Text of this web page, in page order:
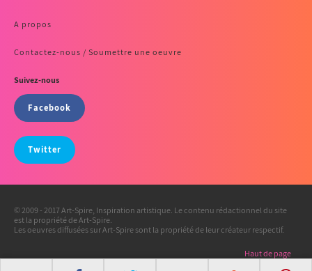
A propos
Contactez-nous / Soumettre une oeuvre
Suivez-nous
Facebook
Twitter
© 2009 - 2017 Art-Spire, Inspiration artistique. Le contenu rédactionnel du site
est la propriété de Art-Spire.
Les oeuvres diffusées sur Art-Spire sont la propriété de leur créateur respectif.
Haut de page